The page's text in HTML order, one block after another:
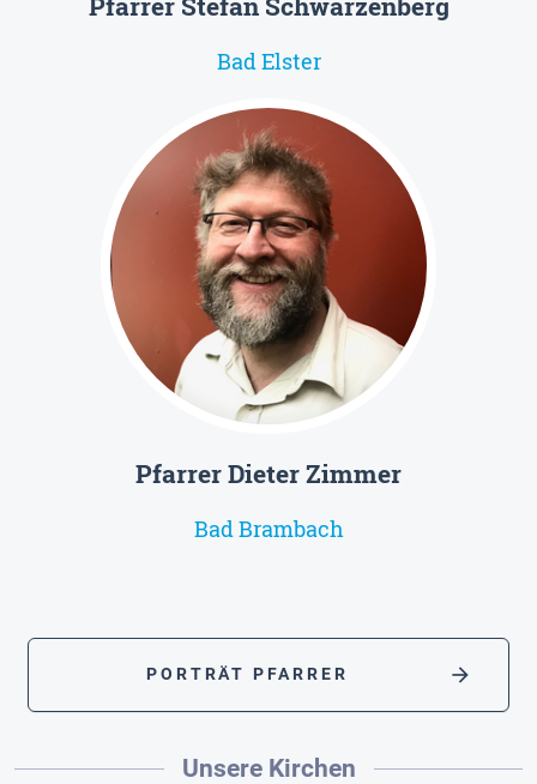
Bad Elster
Pfarrer Dieter Zimmer
Bad Brambach
PORTRÄT PFARRER arrow_forward
Unsere Kirchen